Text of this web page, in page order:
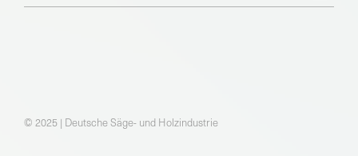
© 2025 | Deutsche Säge- und Holzindustrie